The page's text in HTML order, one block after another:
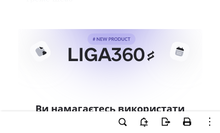
Ви намагаєтесь використати
інструменти для професійної